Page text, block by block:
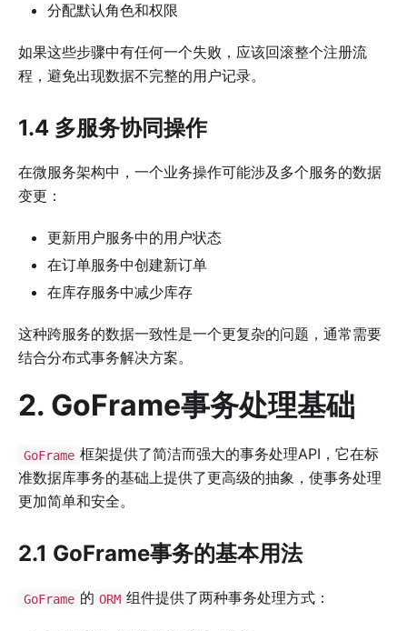
分配默认角色和权限
如果这些步骤中有任何一个失败，应该回滚整个注册流
程，避免出现数据不完整的用户记录。
1.4 多服务协同操作
在微服务架构中，一个业务操作可能涉及多个服务的数据
变更：
更新用户服务中的用户状态
在订单服务中创建新订单
在库存服务中减少库存
这种跨服务的数据一致性是一个更复杂的问题，通常需要
结合分布式事务解决方案。
2. GoFrame事务处理基础
GoFrame 框架提供了简洁而强大的事务处理API，它在标
准数据库事务的基础上提供了更高级的抽象，使事务处理
更加简单和安全。
2.1 GoFrame事务的基本用法
GoFrame 的 ORM 组件提供了两种事务处理方式：